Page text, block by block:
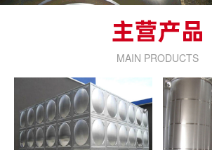
MAIN PRODUCTS